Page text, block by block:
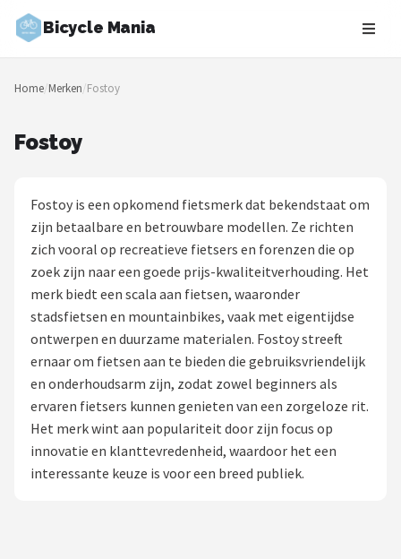
Bicycle Mania
Zoeken
NAVIGATIE
Blog
Fietsroutes
Kinderfietsen
Stadsfietsen
Elektrische fietsen
Mountainbikes
Shop
Home/Merken/Fostoy
Fostoy
Fostoy is een opkomend fietsmerk dat bekendstaat om
zijn betaalbare en betrouwbare modellen. Ze richten
zich vooral op recreatieve fietsers en forenzen die op
zoek zijn naar een goede prijs-kwaliteitverhouding. Het
merk biedt een scala aan fietsen, waaronder
stadsfietsen en mountainbikes, vaak met eigentijdse
ontwerpen en duurzame materialen. Fostoy streeft
ernaar om fietsen aan te bieden die gebruiksvriendelijk
en onderhoudsarm zijn, zodat zowel beginners als
ervaren fietsers kunnen genieten van een zorgeloze rit.
Het merk wint aan populariteit door zijn focus op
innovatie en klanttevredenheid, waardoor het een
interessante keuze is voor een breed publiek.